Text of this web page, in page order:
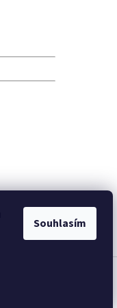
Souhlasím